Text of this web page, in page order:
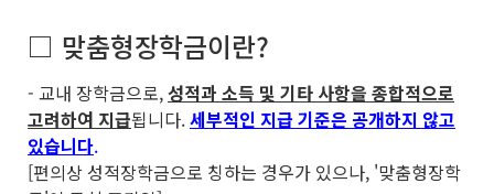
□ 맞춤형장학금이란?
- 교내 장학금으로,성적과 소득 및 기타 사항을 종합적으로
고려하여 지급됩니다.세부적인 지급 기준은 공개하지 않고
있습니다.
[편의상 성적장학금으로 칭하는 경우가 있으나, '맞춤형장학